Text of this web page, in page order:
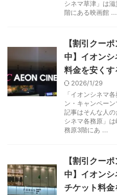
シネマ草津」は
階にある映画館 ...
【割引クー
中】イオン
料金を安く
2026/1/29
「イオンシネマ
ン・キャンペー
記事はそんな人
シネマ各務原」
務原3階にあ ...
【割引クー
中】イオン
チケット料